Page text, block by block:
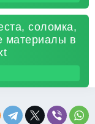
соломка,
материалы в